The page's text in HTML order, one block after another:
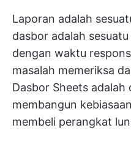
Laporan adalah
dasbor adalah
dengan waktu
masalah memeriksa
Dasbor Sheets
membangun
membeli perangkat